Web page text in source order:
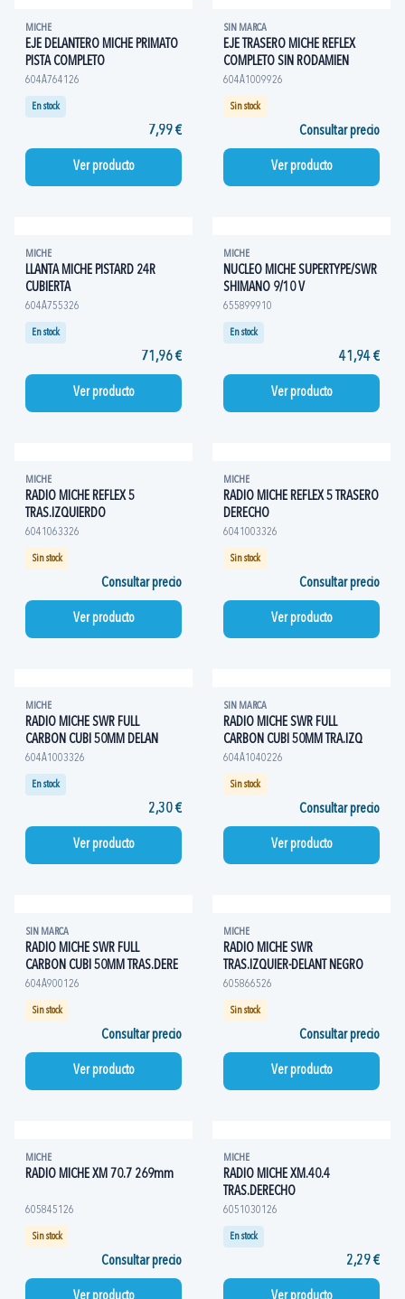
MICHE
EJE DELANTERO MICHE PRIMATO
PISTA COMPLETO
604A764126
En stock
7,99 €
Ver producto
SIN MARCA
EJE TRASERO MICHE REFLEX
COMPLETO SIN RODAMIEN
604A1009926
Sin stock
Consultar precio
Ver producto
MICHE
LLANTA MICHE PISTARD 24R
CUBIERTA
604A755326
En stock
71,96 €
Ver producto
MICHE
NUCLEO MICHE SUPERTYPE/SWR
SHIMANO 9/10 V
655899910
En stock
41,94 €
Ver producto
MICHE
RADIO MICHE REFLEX 5
TRAS.IZQUIERDO
6041063326
Sin stock
Consultar precio
Ver producto
MICHE
RADIO MICHE REFLEX 5 TRASERO
DERECHO
6041003326
Sin stock
Consultar precio
Ver producto
MICHE
RADIO MICHE SWR FULL
CARBON CUBI 50MM DELAN
604A1003326
En stock
2,30 €
Ver producto
SIN MARCA
RADIO MICHE SWR FULL
CARBON CUBI 50MM TRA.IZQ
604A1040226
Sin stock
Consultar precio
Ver producto
SIN MARCA
RADIO MICHE SWR FULL
CARBON CUBI 50MM TRAS.DERE
604A900126
Sin stock
Consultar precio
Ver producto
MICHE
RADIO MICHE SWR
TRAS.IZQUIER-DELANT NEGRO
605866526
Sin stock
Consultar precio
Ver producto
MICHE
RADIO MICHE XM 70.7 269mm
605845126
Sin stock
Consultar precio
MICHE
RADIO MICHE XM.40.4
TRAS.DERECHO
6051030126
En stock
2,29 €